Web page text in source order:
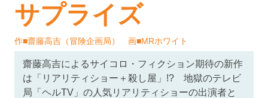
サプライズ
作■齋藤高吉（冒険企画局） 画■MRホワイト
齋藤高吉によるサイコロ・フィクション期待の新作
は「リアリティショー＋殺し屋」!? 地獄のテレビ
局「ヘルTV」の人気リアリティショーの出演者と